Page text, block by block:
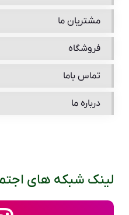
مشتریان ما
فروشگاه
تماس باما
درباره ما
لینک شبکه های